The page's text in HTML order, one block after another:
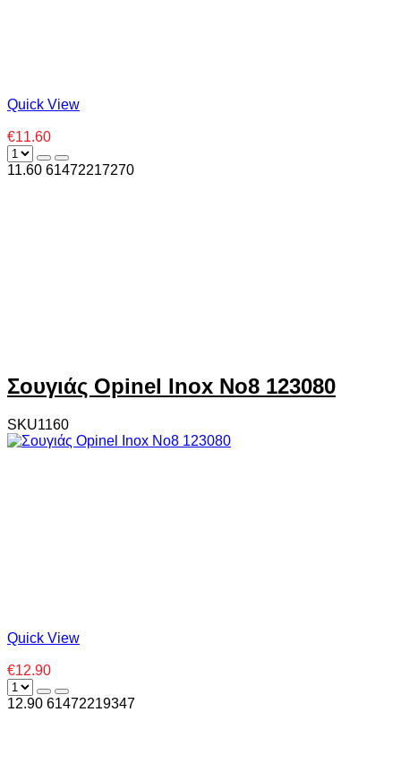
Quick View
€11.60
11.60 61472217270
Σουγιάς Opinel Inox No8 123080
SKU1160
Quick View
€12.90
12.90 61472219347